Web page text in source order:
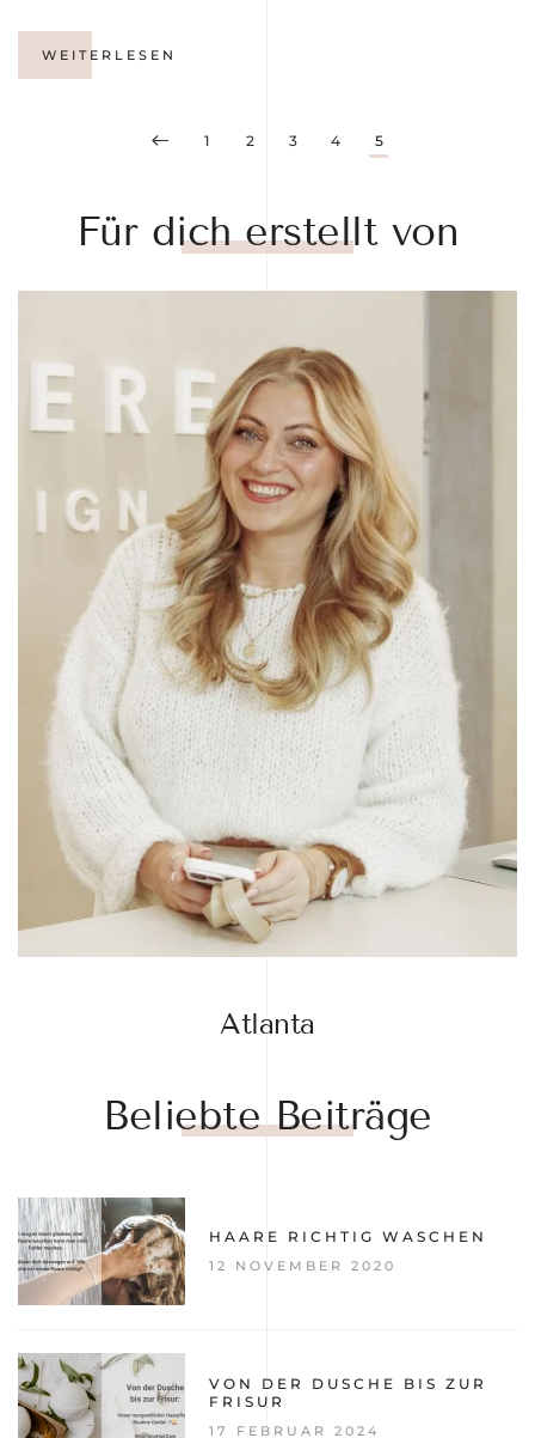
WEITERLESEN
1 2 3 4 5
Für dich erstellt von
Atlanta
Beliebte Beiträge
HAARE RICHTIG WASCHEN
12 NOVEMBER 2020
VON DER DUSCHE BIS ZUR
FRISUR
17 FEBRUAR 2024